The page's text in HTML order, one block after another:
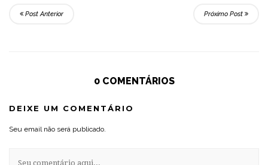
Post Anterior Próximo Post
0 COMENTÁRIOS
DEIXE UM COMENTÁRIO
Seu email não será publicado.